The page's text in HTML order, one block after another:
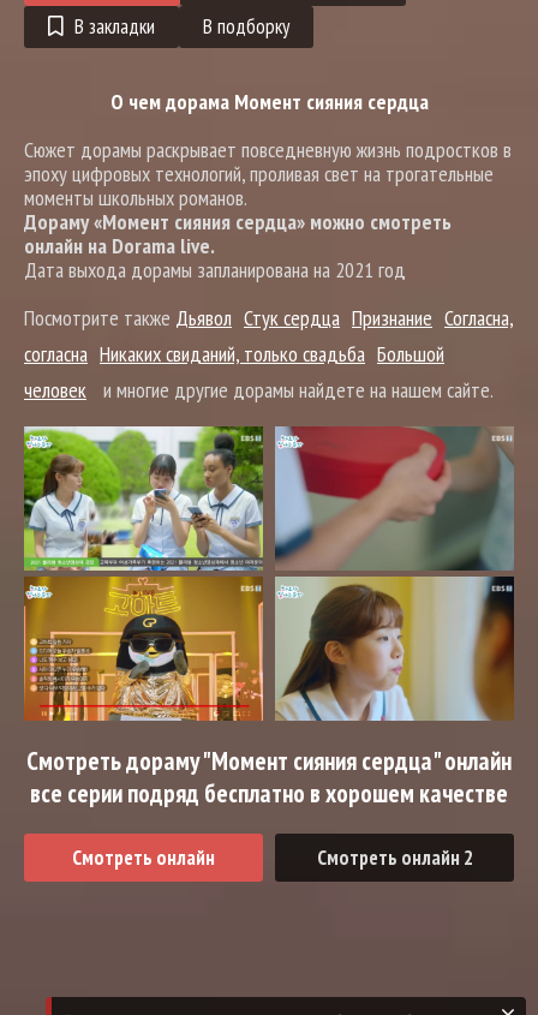
В закладки
В подборку
О чем дорама Момент сияния сердца
Сюжет дорамы раскрывает повседневную жизнь подростков в
эпоху цифровых технологий, проливая свет на трогательные
моменты школьных романов.
Дораму «Момент сияния сердца» можно смотреть
онлайн на Dorama live.
Дата выхода дорамы запланирована на 2021 год
Посмотрите также Дьявол Стук сердца Признание Согласна,
согласна Никаких свиданий, только свадьба Большой
человек
и многие другие дорамы найдете на нашем сайте.
Смотреть дораму "Момент сияния сердца" онлайн
все серии подряд бесплатно в хорошем качестве
Смотреть онлайн Смотреть онлайн 2